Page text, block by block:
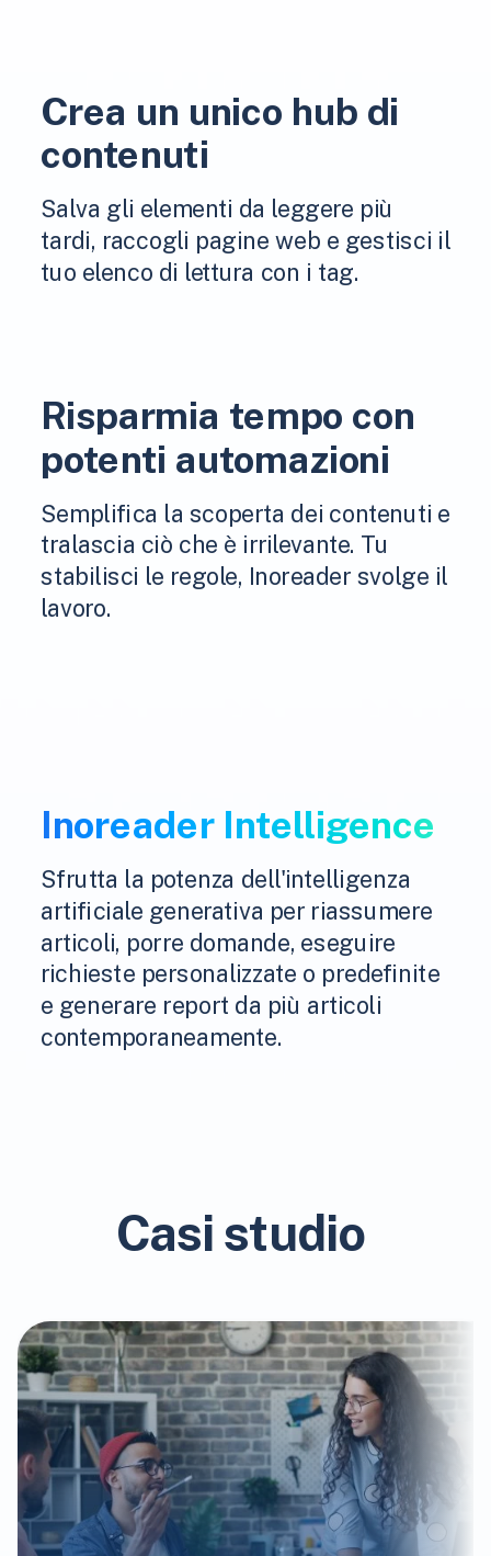
Crea un unico hub di
contenuti
Salva gli elementi da leggere più
tardi, raccogli pagine web e gestisci il
tuo elenco di lettura con i tag.
Risparmia tempo con
potenti automazioni
Semplifica la scoperta dei contenuti e
tralascia ciò che è irrilevante. Tu
stabilisci le regole, Inoreader svolge il
lavoro.
Inoreader Intelligence
Sfrutta la potenza dell'intelligenza
artificiale generativa per riassumere
articoli, porre domande, eseguire
richieste personalizzate o predefinite
e generare report da più articoli
contemporaneamente.
Casi studio